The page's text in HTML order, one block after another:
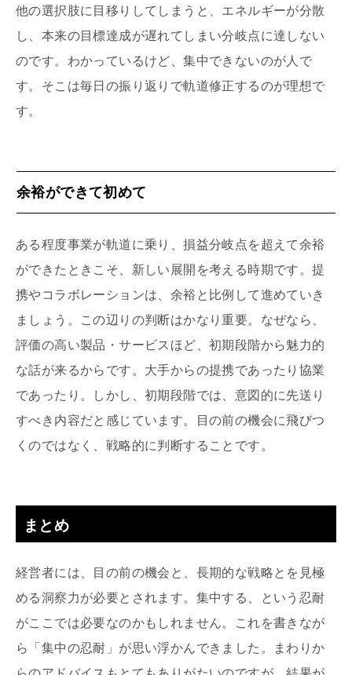
他の選択肢に目移りしてしまうと、エネルギーが分散
し、本来の目標達成が遅れてしまい分岐点に達しない
のです。わかっているけど、集中できないのが人で
す。そこは毎日の振り返りで軌道修正するのが理想で
す。
余裕ができて初めて
ある程度事業が軌道に乗り、損益分岐点を超えて余裕
ができたときこそ、新しい展開を考える時期です。提
携やコラボレーションは、余裕と比例して進めていき
ましょう。この辺りの判断はかなり重要。なぜなら、
評価の高い製品・サービスほど、初期段階から魅力的
な話が来るからです。大手からの提携であったり協業
であったり。しかし、初期段階では、意図的に先送り
すべき内容だと感じています。目の前の機会に飛びつ
くのではなく、戦略的に判断することです。
まとめ
経営者には、目の前の機会と、長期的な戦略とを見極
める洞察力が必要とされます。集中する、という忍耐
がここでは必要なのかもしれません。これを書きなが
ら「集中の忍耐」が思い浮かんできました。まわりか